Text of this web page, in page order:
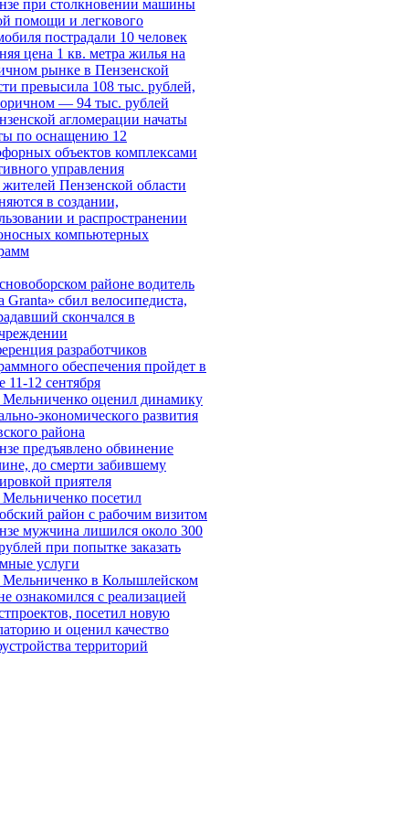
при столкновении машины
помощи и легкового
пострадали 10 человек
цена 1 кв. метра жилья на
рынке в Пензенской
превысила 108 тыс. рублей,
— 94 тыс. рублей
агломерации начаты
по оснащению 12
объектов комплексами
управления
Пензенской области
в создании,
и распространении
компьютерных
районе водитель
Granta» сбил велосипедиста,
скончался в
разработчиков
обеспечения пройдет в
11-12 сентября
оценил динамику
экономического развития
района
предъявлено обвинение
до смерти забившему
приятеля
посетил
район с рабочим визитом
мужчина лишился около 300
при попытке заказать
услуги
Мельниченко в Колышлейском
ознакомился с реализацией
посетил новую
и оценил качество
территорий